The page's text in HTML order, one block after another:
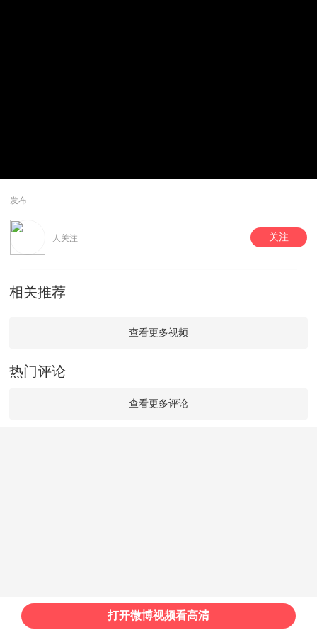
发布
人关注 关注
相关推荐
查看更多视频
热门评论
查看更多评论
打开微博视频看高清